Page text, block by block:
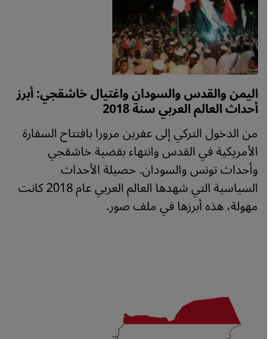
اليمن والقدس والسودان واغتيال خاشقجي: أبرز
أحداث العالم العربي سنة 2018
من الدخول التركي إلى عفرين مرورا بافتتاح السفارة
الأمريكية في القدس وانتهاء بقضية خاشقجي
وأحداث تونس والسودان. حصيلة الأحداث
السياسية التي شهدها العالم العربي عام 2018 كانت
مهولة، هذه أبرزها في ملف صور.